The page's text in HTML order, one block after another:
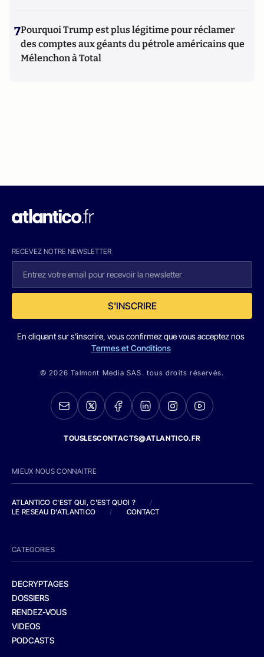
7Pourquoi Trump est plus légitime pour réclamer
des comptes aux géants du pétrole américains que
Mélenchon à Total
RECEVEZ NOTRE NEWSLETTER
S'INSCRIRE
En cliquant sur s'inscrire, vous confirmez que vous acceptez nos
Termes et Conditions
© 2026 Talmont Media SAS. tous droits réservés.
TOUSLESCONTACTS@ATLANTICO.FR
MIEUX NOUS CONNAITRE
ATLANTICO C'EST QUI, C'EST QUOI ?
/
LE RESEAU D'ATLANTICO
/ CONTACT
CATEGORIES
DECRYPTAGES
DOSSIERS
RENDEZ-VOUS
VIDEOS
PODCASTS